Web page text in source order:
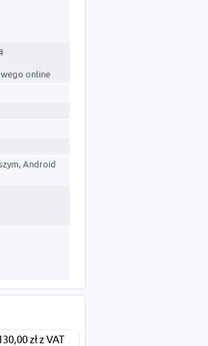
online
Android
zł z VAT